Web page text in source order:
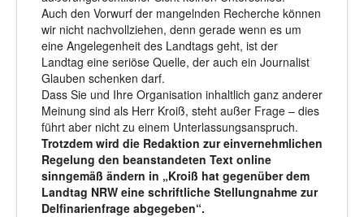
Auch den Vorwurf der mangelnden Recherche können
wir nicht nachvollziehen, denn gerade wenn es um
eine Angelegenheit des Landtags geht, ist der
Landtag eine seriöse Quelle, der auch ein Journalist
Glauben schenken darf.
Dass Sie und Ihre Organisation inhaltlich ganz anderer
Meinung sind als Herr Kroiß, steht außer Frage – dies
führt aber nicht zu einem Unterlassungsanspruch.
Trotzdem wird die Redaktion zur einvernehmlichen
Regelung den beanstandeten Text online
sinngemäß ändern in „Kroiß hat gegenüber dem
Landtag NRW eine schriftliche Stellungnahme zur
Delfinarienfrage abgegeben“.